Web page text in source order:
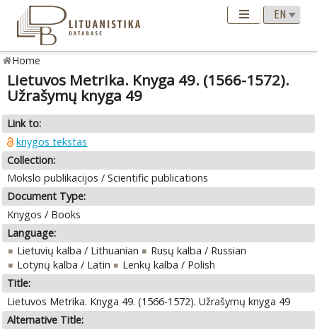
Home
Lietuvos Metrika. Knyga 49. (1566-1572).
Užrašymų knyga 49
Link to:
knygos tekstas
Collection:
Mokslo publikacijos / Scientific publications
Document Type:
Knygos / Books
Language:
Lietuvių kalba / Lithuanian
Rusų kalba / Russian
Lotynų kalba / Latin
Lenkų kalba / Polish
Title:
Lietuvos Metrika. Knyga 49. (1566-1572). Užrašymų knyga 49
Alternative Title: